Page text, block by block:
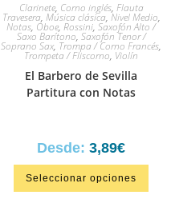
Clarinete, Corno inglés, Flauta
Travesera, Música clásica, Nivel Medio,
Notas, Oboe, Rossini, Saxofón Alto /
Saxo Barítono, Saxofón Tenor /
Soprano Sax, Trompa / Corno Francés,
Trompeta / Fliscorno, Violín
El Barbero de Sevilla
Partitura con Notas
Desde: 3,89€
Seleccionar opciones